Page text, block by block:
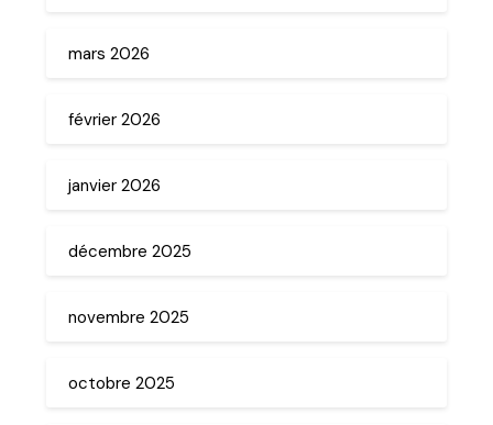
mars 2026
février 2026
janvier 2026
décembre 2025
novembre 2025
octobre 2025